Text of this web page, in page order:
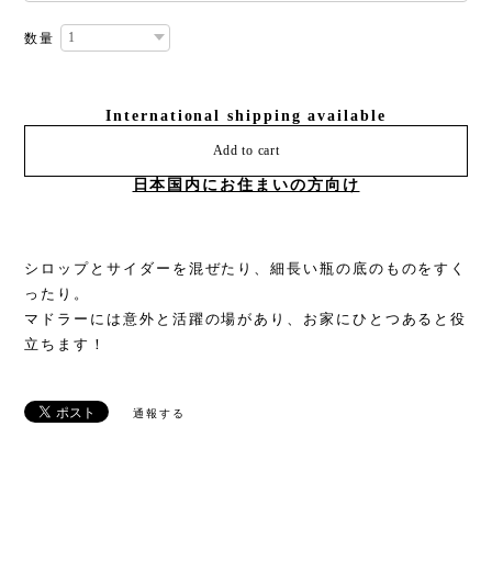
数量
International shipping available
Add to cart
日本国内にお住まいの方向け
シロップとサイダーを混ぜたり、細長い瓶の底のものをすく
ったり。
マドラーには意外と活躍の場があり、お家にひとつあると役
立ちます！
通報する